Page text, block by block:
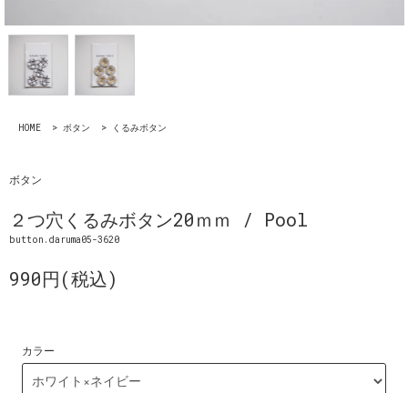
HOME > ボタン > くるみボタン
ボタン
２つ穴くるみボタン20ｍｍ / Pool
button.daruma05-3620
990円(税込)
カラー